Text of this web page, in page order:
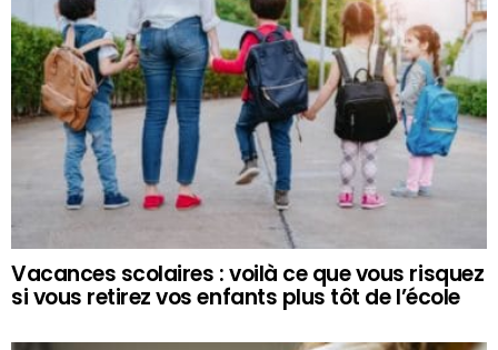
Vacances scolaires : voilà ce que vous risquez
si vous retirez vos enfants plus tôt de l’école